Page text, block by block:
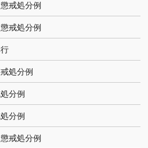
戒処分例
戒処分例
処分例
分例
分例
戒処分例